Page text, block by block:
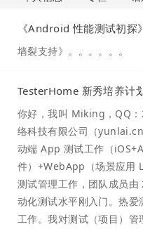
《Android 性能测试初探
墙裂支持》。。。。。。
TesterHome 新秀培养计
你好，我叫 Miking，QQ
络科技有限公司（
动端 App 测试工作（
件）+WebApp（场景应用
测试管理工作，团队成员
动化测试水平刚入门。热
工作。我对测试（项目）